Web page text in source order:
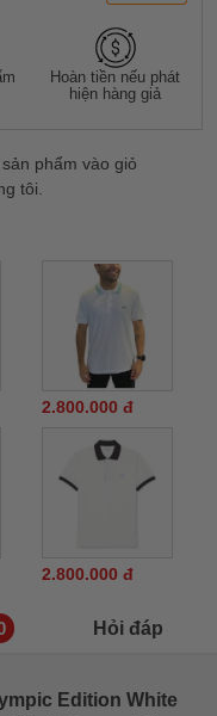
Hoàn tiền nếu phát
hiện hàng giả
phẩm vào giỏ
tôi.
2.800.000 đ
2.800.000 đ
Hỏi đáp
Edition White